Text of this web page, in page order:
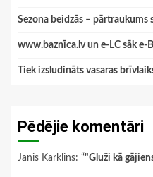
Sezona beidzās – pārtraukums
www.baznīca.lv un e-LC sāk e-
Tiek izsludināts vasaras
Pēdējie komentāri
Janis Karklins: “"Gluži kā